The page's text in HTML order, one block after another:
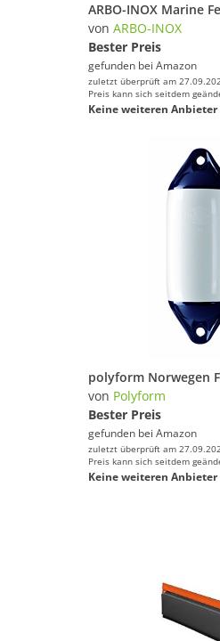
von ARBO-INOX
Bester Preis
gefunden bei Amazon
zuletzt überprüft am
Preis kann sich seitdem
Keine weiteren Anbieter
von Polyform
Bester Preis
gefunden bei Amazon
zuletzt überprüft am
Preis kann sich seitdem
Keine weiteren Anbieter